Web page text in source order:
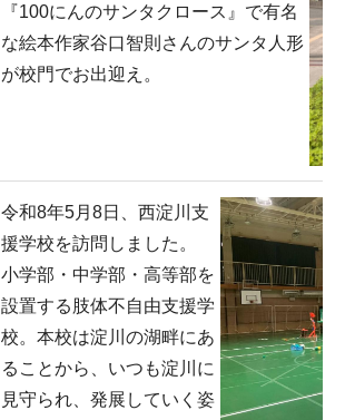
『100にんのサンタクロース』で有名
な絵本作家谷口智則さんのサンタ人形
が校門でお出迎え。
令和8年5月8日、西淀川支
援学校を訪問しました。
小学部・中学部・高等部を
設置する肢体不自由支援学
校。本校は淀川の湖畔にあ
ることから、いつも淀川に
見守られ、発展していく姿